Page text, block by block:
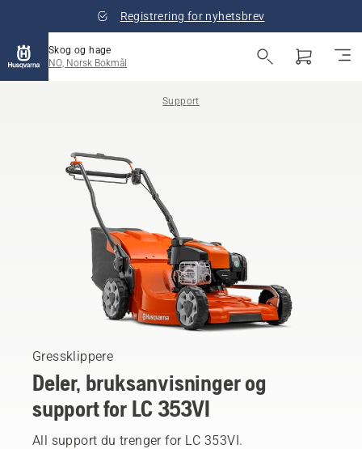
Registrering for nyhetsbrev
Skog og hage
NO, Norsk Bokmål
Support
Gressklippere
Deler, bruksanvisninger og
support for LC 353VI
All support du trenger for LC 353VI.